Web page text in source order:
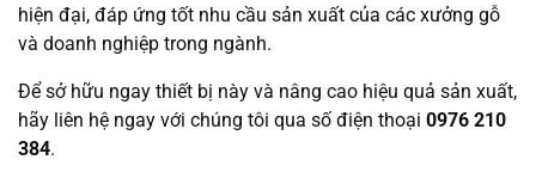
hiện đại, đáp ứng tốt nhu cầu sản xuất của các xưởng gỗ
và doanh nghiệp trong ngành.
Để sở hữu ngay thiết bị này và nâng cao hiệu quả sản xuất,
hãy liên hệ ngay với chúng tôi qua số điện thoại 0976 210
384.